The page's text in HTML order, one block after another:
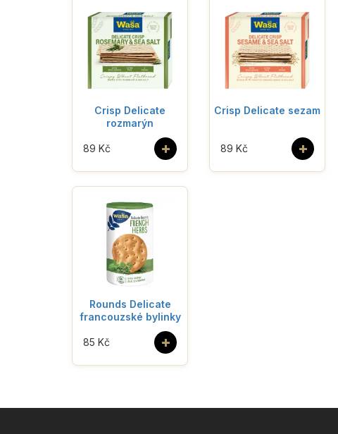
Crisp Delicate
rozmarýn
+
89 Kč
Crisp Delicate sezam
+
89 Kč
Rounds Delicate
francouzské bylinky
+
85 Kč